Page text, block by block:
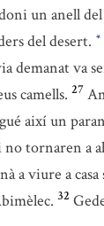
un anell
del desert. *
demanat va
camells. 27
així un
tornaren a
a viure a casa
32